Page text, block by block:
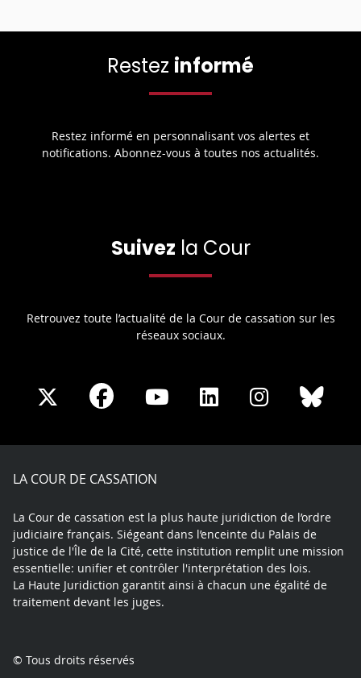
Restez informé
Restez informé en personnalisant vos alertes et
notifications. Abonnez-vous à toutes nos actualités.
Suivez la Cour
Retrouvez toute l’actualité de la Cour de cassation sur les
réseaux sociaux.
Share
X
Share
Facebook
Share
Youtube
Share
LinkedIn
Share
Instagram
LA COUR DE CASSATION
La Cour de cassation est la plus haute juridiction de l’ordre
judiciaire français. Siégeant dans l’enceinte du Palais de
justice de l'Île de la Cité, cette institution remplit une mission
essentielle: unifier et contrôler l'interprétation des lois.
La Haute Juridiction garantit ainsi à chacun une égalité de
traitement devant les juges.
© Tous droits réservés